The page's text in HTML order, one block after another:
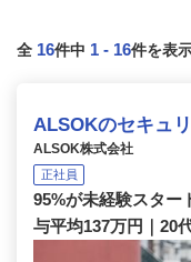
全 16件中 1 - 16件を表
ALSOKのセキュ
ALSOK株式会社
正社員
95%が未経験スター
与平均137万円｜20